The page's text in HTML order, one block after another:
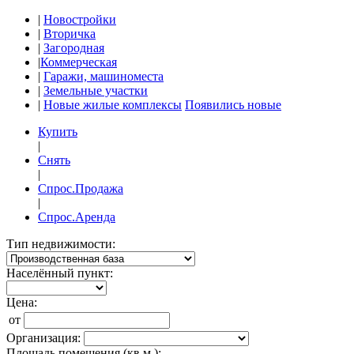
| Новостройки
| Вторичка
| Загородная
|Коммерческая
| Гаражи, машиноместа
| Земельные участки
| Новые жилые комплексы Появились новые
Купить
|
Снять
|
Спрос.Продажа
|
Спрос.Аренда
Тип недвижимости:
Населённый пункт:
Цена:
от
Организация: